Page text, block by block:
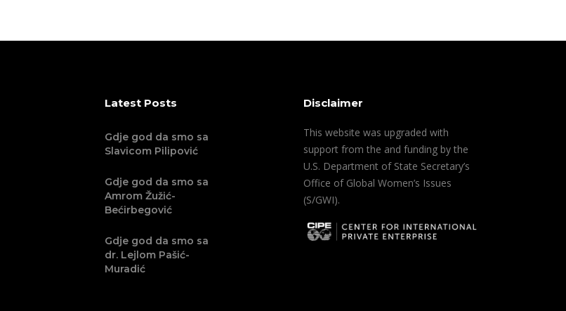
Latest Posts
Gdje god da smo sa
Slavicom Pilipović
Gdje god da smo sa
Amrom Žužić-
Bećirbegović
Gdje god da smo sa
dr. Lejlom Pašić-
Muradić
Disclaimer
This website was upgraded with
support from the and funding by the
U.S. Department of State Secretary’s
Office of Global Women’s Issues
(S/GWI).